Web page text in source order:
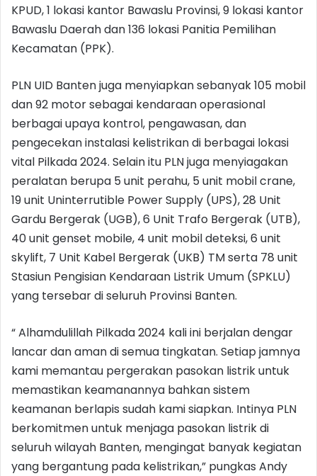
KPUD, 1 lokasi kantor Bawaslu Provinsi, 9 lokasi kantor
Bawaslu Daerah dan 136 lokasi Panitia Pemilihan
Kecamatan (PPK).
PLN UID Banten juga menyiapkan sebanyak 105 mobil
dan 92 motor sebagai kendaraan operasional
berbagai upaya kontrol, pengawasan, dan
pengecekan instalasi kelistrikan di berbagai lokasi
vital Pilkada 2024. Selain itu PLN juga menyiagakan
peralatan berupa 5 unit perahu, 5 unit mobil crane,
19 unit Uninterrutible Power Supply (UPS), 28 Unit
Gardu Bergerak (UGB), 6 Unit Trafo Bergerak (UTB),
40 unit genset mobile, 4 unit mobil deteksi, 6 unit
skylift, 7 Unit Kabel Bergerak (UKB) TM serta 78 unit
Stasiun Pengisian Kendaraan Listrik Umum (SPKLU)
yang tersebar di seluruh Provinsi Banten.
“ Alhamdulillah Pilkada 2024 kali ini berjalan dengar
lancar dan aman di semua tingkatan. Setiap jamnya
kami memantau pergerakan pasokan listrik untuk
memastikan keamanannya bahkan sistem
keamanan berlapis sudah kami siapkan. Intinya PLN
berkomitmen untuk menjaga pasokan listrik di
seluruh wilayah Banten, mengingat banyak kegiatan
yang bergantung pada kelistrikan,” pungkas Andy